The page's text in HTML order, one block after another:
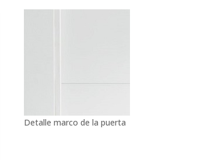
Detalle marco de la puerta